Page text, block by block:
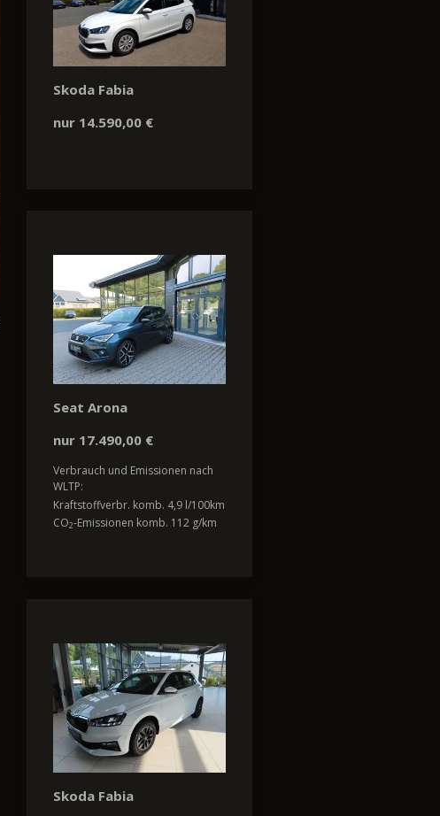
Skoda Fabia
nur 14.590,00 €
Seat Arona
nur 17.490,00 €
Verbrauch und Emissionen nach
WLTP:
Kraftstoffverbr. komb. 4,9 l/100km
CO2-Emissionen komb. 112 g/km
Skoda Fabia